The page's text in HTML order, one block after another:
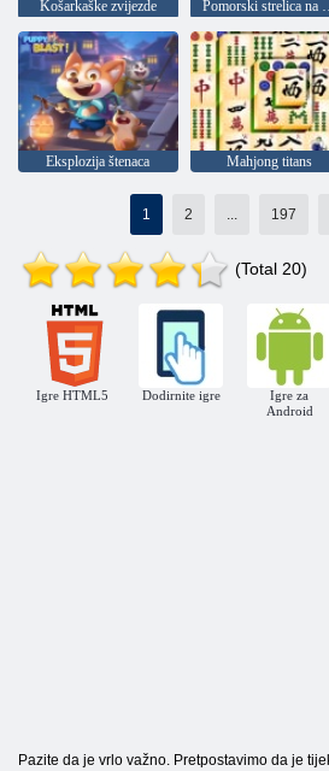
Košarkaške zvijezde Pomorski
Eksplozija štenaca Mahjong titans
1 2 ... 197
(Total 20)
Igre HTML5 Dodirnite igre
Igre za
Android
Pazite da je vrlo važno. Pretpostavimo da je